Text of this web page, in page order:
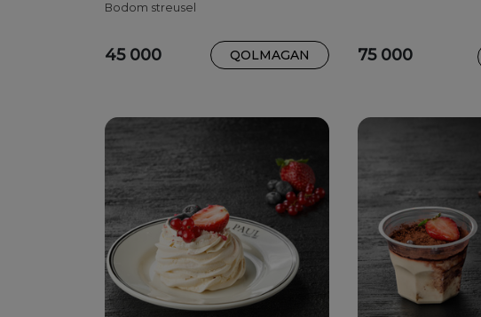
Bodom streusel
45 000 QOLMAGAN 75 000